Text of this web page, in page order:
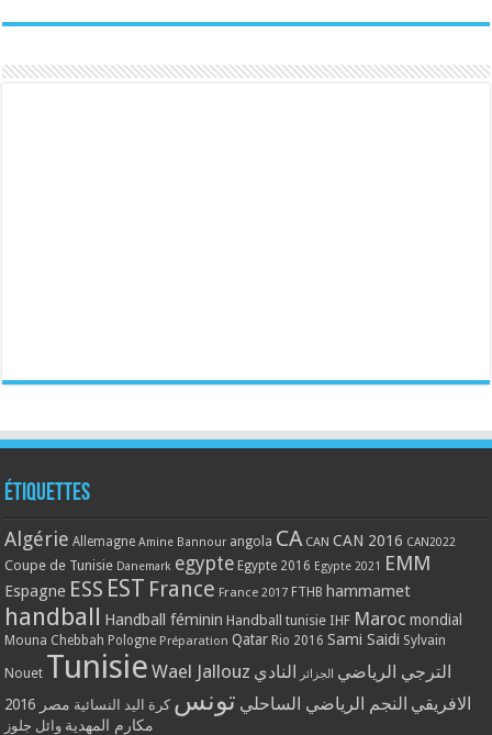
Étiquettes
Algérie Allemagne Amine Bannour angola CA CAN CAN 2016 CAN2022
Coupe de Tunisie Danemark egypte Egypte 2016 Egypte 2021 EMM
Espagne ESS EST France France 2017 FTHB hammamet
handball Handball féminin Handball tunisie IHF Maroc mondial
Mouna Chebbah Pologne Préparation Qatar Rio 2016 Sami Saidi Sylvain
Nouet Tunisie Wael Jallouz الترجي الرياضي الجزائر النادي
الافريقي النجم الرياضي الساحلي تونس كرة اليد النسائية مصر 2016
مكارم المهدية وائل جلوز